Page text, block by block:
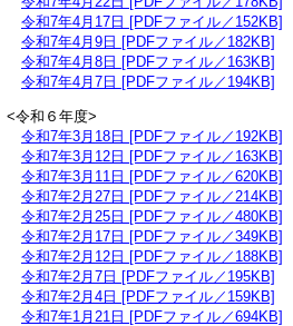
令和7年4月17日 [PDFファイル／152KB]
令和7年4月9日 [PDFファイル／182KB]
令和7年4月8日 [PDFファイル／163KB]
令和7年4月7日 [PDFファイル／194KB]
<令和６年度>
令和7年3月18日 [PDFファイル／192KB]
令和7年3月12日 [PDFファイル／163KB]
令和7年3月11日 [PDFファイル／620KB]
令和7年2月27日 [PDFファイル／214KB]
令和7年2月25日 [PDFファイル／480KB]
令和7年2月17日 [PDFファイル／349KB]
令和7年2月12日 [PDFファイル／188KB]
令和7年2月7日 [PDFファイル／195KB]
令和7年2月4日 [PDFファイル／159KB]
令和7年1月21日 [PDFファイル／694KB]